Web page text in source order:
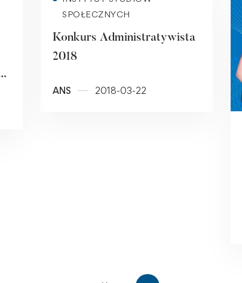
SPOŁECZNYCH
Konkurs Administratywista
2018
ANS 2018-03-22